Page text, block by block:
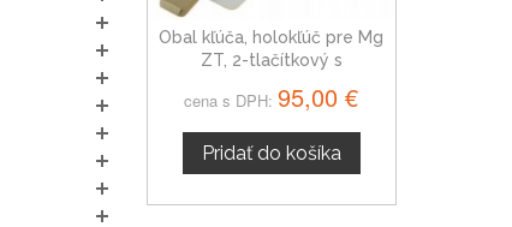
Obal kľúča, holokľúč pre Mg
ZT, 2-tlačítkový s
cena s DPH: 95,00 €
Pridať do košíka